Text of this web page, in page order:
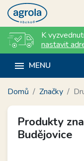
K
nastavit
 MENU
Domů Značky
Produkty
Budějovice